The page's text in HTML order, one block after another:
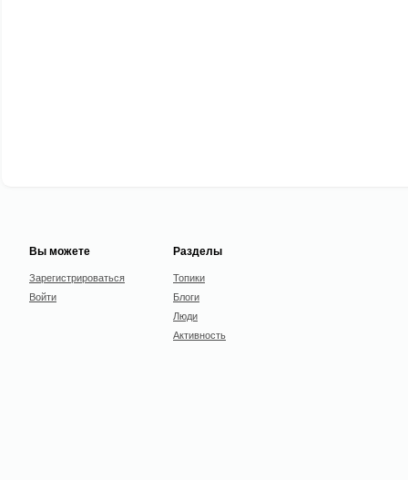
Вы можете
Зарегистрироваться
Войти
Разделы
Топики
Блоги
Люди
Активность